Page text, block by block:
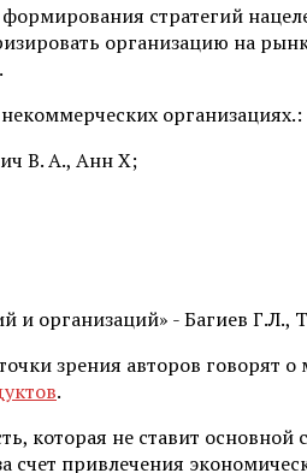
стратегий
организацию на
организациях.:
В. А., Анн Х;
организаций» - Багиев Г.Л.,
зрения авторов говорят о
.
которая не ставит
привлечения